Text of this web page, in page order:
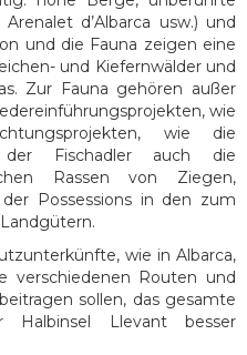
d’Albarca usw.) und
und die Fauna zeigen eine
und Kiefernwälder und
Zur Fauna gehören außer
wie
wie die
der Fischadler auch die
Rassen von Ziegen,
Possessions in den zum
wie in Albarca,
verschiedenen Routen und
sollen, das gesamte
Halbinsel Llevant besser